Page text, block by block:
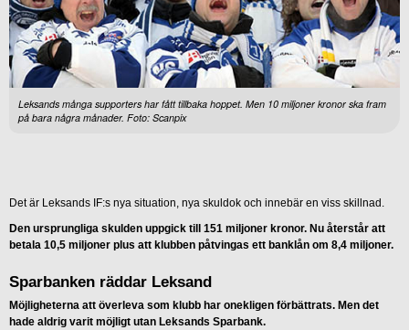
Leksands många supporters har fått tillbaka hoppet. Men 10 miljoner kronor ska fram
på bara några månader. Foto: Scanpix
Det är Leksands IF:s nya situation, nya skuldok och innebär en viss skillnad.
Den ursprungliga skulden uppgick till 151 miljoner kronor. Nu återstår att
betala 10,5 miljoner plus att klubben påtvingas ett banklån om 8,4 miljoner.
Sparbanken räddar Leksand
Möjligheterna att överleva som klubb har onekligen förbättrats. Men det
hade aldrig varit möjligt utan Leksands Sparbank.